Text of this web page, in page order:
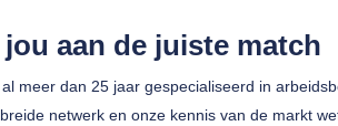
aan de juiste match
meer dan 25 jaar gespecialiseerd in
netwerk en onze kennis van de markt